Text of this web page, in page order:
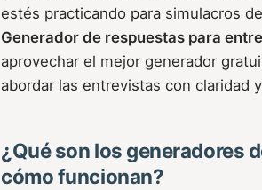
estés practicando para simulacros
Generador de respuestas para
aprovechar el mejor generador
abordar las entrevistas con claridad
¿Qué son los generadores
cómo funcionan?